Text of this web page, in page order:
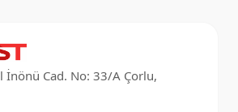
İnönü Cad. No: 33/A Çorlu,